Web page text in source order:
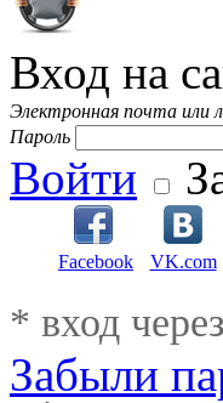
Вход на
Электронная почта или
Пароль
Войти
Facebook VK.com
* вход
Забыли